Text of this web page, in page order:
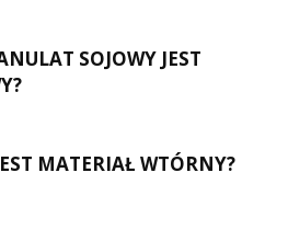
SOJOWY JEST
MATERIAŁ WTÓRNY?